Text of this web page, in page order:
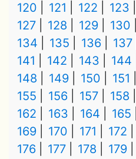
120
121 122 123
127
128 129 130
134
135 136 137
141
142 143 144
148
149 150 151
155
156 157 158
162
163 164 165
169
170 171 172
176
177 178 179